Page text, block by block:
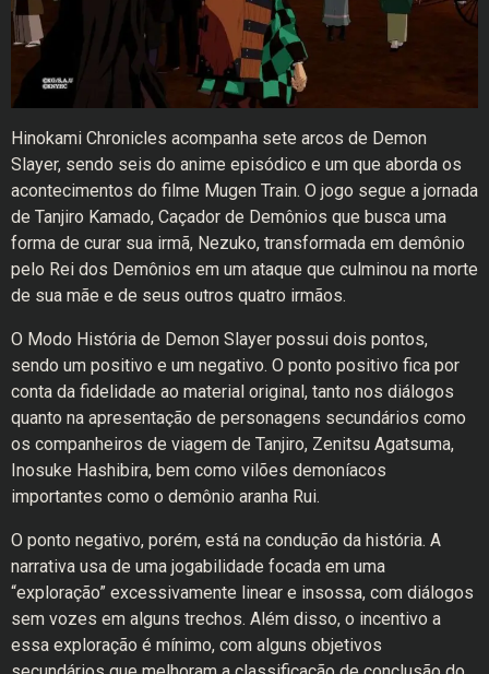
Hinokami Chronicles acompanha sete arcos de Demon
Slayer, sendo seis do anime episódico e um que aborda os
acontecimentos do filme Mugen Train. O jogo segue a jornada
de Tanjiro Kamado, Caçador de Demônios que busca uma
forma de curar sua irmã, Nezuko, transformada em demônio
pelo Rei dos Demônios em um ataque que culminou na morte
de sua mãe e de seus outros quatro irmãos.
O Modo História de Demon Slayer possui dois pontos,
sendo um positivo e um negativo. O ponto positivo fica por
conta da fidelidade ao material original, tanto nos diálogos
quanto na apresentação de personagens secundários como
os companheiros de viagem de Tanjiro, Zenitsu Agatsuma,
Inosuke Hashibira, bem como vilões demoníacos
importantes como o demônio aranha Rui.
O ponto negativo, porém, está na condução da história. A
narrativa usa de uma jogabilidade focada em uma
“exploração” excessivamente linear e insossa, com diálogos
sem vozes em alguns trechos. Além disso, o incentivo a
essa exploração é mínimo, com alguns objetivos